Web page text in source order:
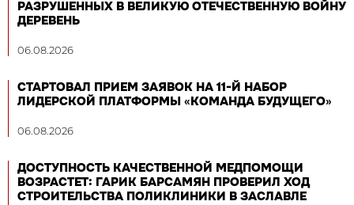
РАЗРУШЕННЫХ В ВЕЛИКУЮ ОТЕЧЕСТВЕННУЮ ВОЙНУ
ДЕРЕВЕНЬ
06.08.2026
СТАРТОВАЛ ПРИЕМ ЗАЯВОК НА 11-Й НАБОР
ЛИДЕРСКОЙ ПЛАТФОРМЫ «КОМАНДА БУДУЩЕГО»
06.08.2026
ДОСТУПНОСТЬ КАЧЕСТВЕННОЙ МЕДПОМОЩИ
ВОЗРАСТЕТ: ГАРИК БАРСАМЯН ПРОВЕРИЛ ХОД
СТРОИТЕЛЬСТВА ПОЛИКЛИНИКИ В ЗАСЛАВЛЕ